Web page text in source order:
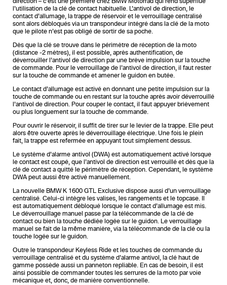
l’utilisation de la clé de contact habituelle. L’antivol de direction, le
contact d’allumage, la trappe de réservoir et le verrouillage centralisé
sont alors débloqués via un transpondeur intégré dans la clé de la moto
que le pilote n’est pas obligé de sortir de sa poche.
Dès que la clé se trouve dans le périmètre de réception de la moto
(distance -2 mètres), il est possible, après authentification, de
déverrouiller l’antivol de direction par une brève impulsion sur la touche
de commande. Pour le verrouillage de l’antivol de direction, il faut rester
sur la touche de commande et amener le guidon en butée.
Le contact d’allumage est activé en donnant une petite impulsion sur la
touche de commande ou en restant sur la touche après avoir déverrouillé
l’antivol de direction. Pour couper le contact, il faut appuyer brièvement
ou plus longuement sur la touche de commande.
Pour ouvrir le réservoir, il suffit de tirer sur le levier de la trappe. Elle peut
alors être ouverte après le déverrouillage électrique. Une fois le plein
fait, la trappe est refermée en appuyant tout simplement dessus.
Le système d’alarme antivol (DWA) est automatiquement activé lorsque
le contact est coupé, que l’antivol de direction est verrouillé et dès que la
clé de contact a quitté le périmètre de réception. Cependant, le système
DWA peut aussi être activé manuellement.
La nouvelle BMW K 1600 GTL Exclusive dispose aussi d’un verrouillage
centralisé. Celui-ci intègre les valises, les rangements et le topcase. Il
est automatiquement débloqué lorsque le contact d’allumage est mis.
Le déverrouillage manuel passe par la télécommande de la clé de
contact ou bien la touche dédiée logée sur le guidon. Le verrouillage
manuel se fait de la même manière, via la télécommande de la clé ou la
touche logée sur le guidon.
Outre le transpondeur Keyless Ride et les touches de commande du
verrouillage centralisé et du système d’alarme antivol, la clé haut de
gamme possède aussi un panneton repliable. En cas de besoin, il est
ainsi possible de commander toutes les serrures de la moto par voie
mécanique et, donc, de manière conventionnelle.